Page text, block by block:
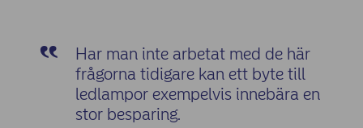
Har man inte arbetat med de här
frågorna tidigare kan ett byte till
ledlampor exempelvis innebära en
stor besparing.